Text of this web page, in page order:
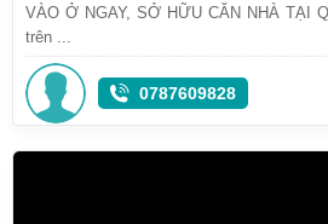
VÀO Ở NGAY, SỞ HỮU CĂN NHÀ TẠI
trên ...
0787609828